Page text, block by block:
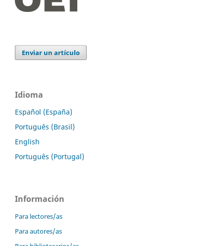
Enviar un artículo
Idioma
Español (España)
Português (Brasil)
English
Português (Portugal)
Información
Para lectores/as
Para autores/as